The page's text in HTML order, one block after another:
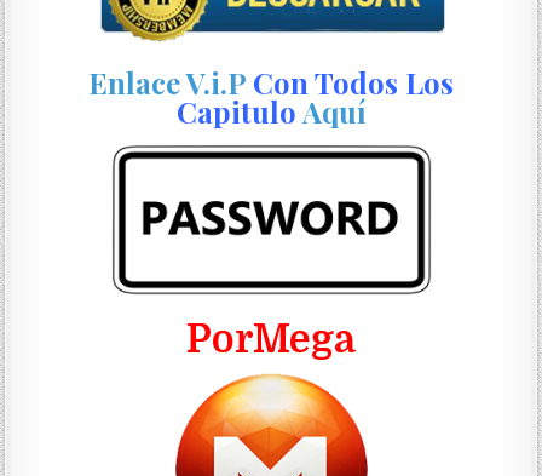
Enlace V.i.P Con Todos Los
Capitulo Aquí
PorMega